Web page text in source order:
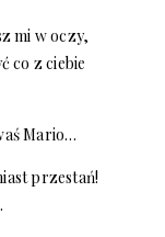
mi w oczy,
co z ciebie
Mario…
przestań!